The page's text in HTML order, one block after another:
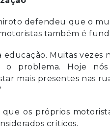
defendeu que o
também é
educação. Muitas
o problema. Hoje
mais presentes nas
os próprios
críticos.